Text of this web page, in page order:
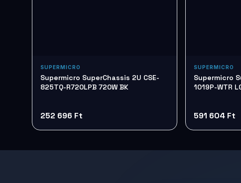
SUPERMICRO
Supermicro SuperChassis 2U CSE-
825TQ-R720LPB 720W BK
252 696 Ft
SUPERMICRO
Supermicro
1019P-WTR
591 604 Ft